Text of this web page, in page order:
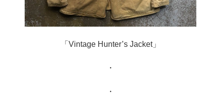
「Vintage Hunter’s Jacket」
・
・